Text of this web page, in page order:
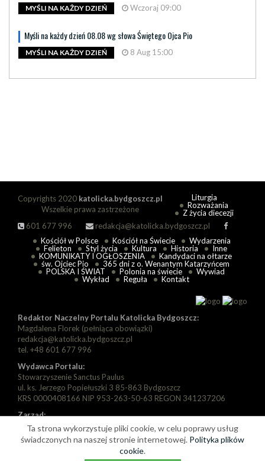
MYŚLI NA KAŻDY DZIEŃ Wczoraj 09:00
Myśli na każdy dzień 08.08 wg słowa Świętego Ojca Pio
MYŚLI NA KAŻDY DZIEŃ 8 Aug 15:00
Copyrights 2020 katolicka.bydgoszcz.pl
Wszelkie prawa zastrzeżone
601 677 996
redakcja@katolicka.bydgoszcz.pl
Liturgia
Rozważania
Z życia diecezji
Kościół w Polsce Kościół na Świecie
Wydarzenia
Felieton
Styl życia Kultura Historia
Inne
KOMUNIKATY I OGŁOSZENIA
Kandydaci na ołtarze
św. Ojciec Pio
365 dni z o. Wenantym Katarzyńcem
POLSKA I ŚWIAT
Polonia na świecie
Wywiad
Wykład
Reguła Kontakt
Redaktor Naczelny Portalu Katolicka Bydgoszcz:
Magdalena Florek (pełniąca obowiązki)
redakcja@katolicka.bydgoszcz.pl
tel. +48 601 677 996
Wydawca Portalu:
Stowarzyszenie Sanctus Paulus
ul. ks. Jerzego Popiełuszki 3 85-863 Bydgoszcz
KRS 0000408166 NIP 953-263-50-63 REGON 341237206
Zarząd:
Prezes: Piotr Florek
Wiceprezes: Paweł Szarapka
Wiceprezes: Michał Jędryka
Ta strona wykorzystuje pliki cookie, w celu poprawy usług
świadczonych na naszej stronie internetowej. Polityka plików
cookie.